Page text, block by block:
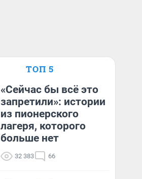
ТОП 5
«Сейчас бы всё это
запретили»: истории
из пионерского
лагеря, которого
больше нет
32 383 66